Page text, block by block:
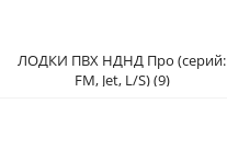
ЛОДКИ ПВХ НДНД Про (серий:
FM, Jet, L/S) (9)